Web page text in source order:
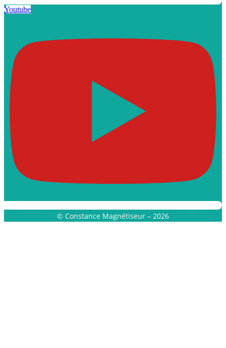
Youtube
© Constance Magnétiseur – 2026